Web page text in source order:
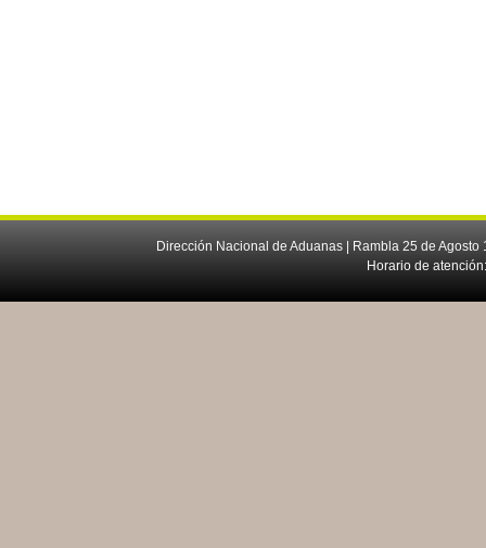
Dirección Nacional de Aduanas | Rambla 25 de
Horario de